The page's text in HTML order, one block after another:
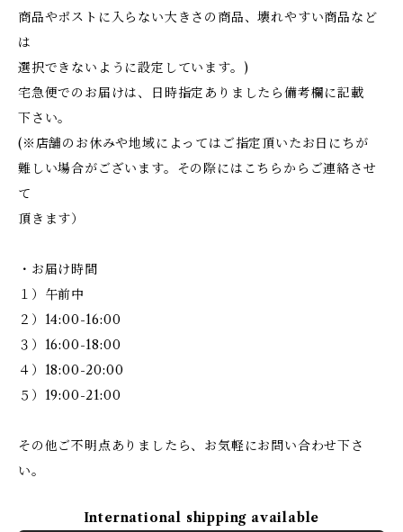
商品やポストに入らない大きさの商品、壊れやすい商品など
は
選択できないように設定しています。)
宅急便でのお届けは、日時指定ありましたら備考欄に記載
下さい。
(※店舗のお休みや地域によってはご指定頂いたお日にちが
難しい場合がございます。その際にはこちらからご連絡させ
て
頂きます）
・お届け時間
１）午前中
２）14:00-16:00
３）16:00-18:00
４）18:00-20:00
５）19:00-21:00
その他ご不明点ありましたら、お気軽にお問い合わせ下さ
い。
International shipping available